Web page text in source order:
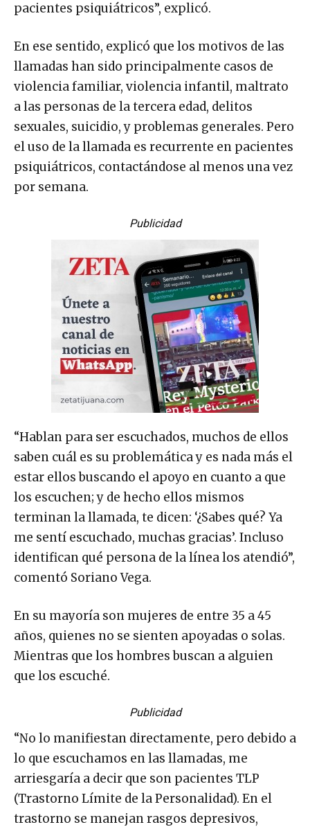
pacientes psiquiátricos”, explicó.
En ese sentido, explicó que los motivos de las
llamadas han sido principalmente casos de
violencia familiar, violencia infantil, maltrato
a las personas de la tercera edad, delitos
sexuales, suicidio, y problemas generales. Pero
el uso de la llamada es recurrente en pacientes
psiquiátricos, contactándose al menos una vez
por semana.
Publicidad
“Hablan para ser escuchados, muchos de ellos
saben cuál es su problemática y es nada más el
estar ellos buscando el apoyo en cuanto a que
los escuchen; y de hecho ellos mismos
terminan la llamada, te dicen: ‘¿Sabes qué? Ya
me sentí escuchado, muchas gracias’. Incluso
identifican qué persona de la línea los atendió”,
comentó Soriano Vega.
En su mayoría son mujeres de entre 35 a 45
años, quienes no se sienten apoyadas o solas.
Mientras que los hombres buscan a alguien
que los escuché.
Publicidad
“No lo manifiestan directamente, pero debido a
lo que escuchamos en las llamadas, me
arriesgaría a decir que son pacientes TLP
(Trastorno Límite de la Personalidad). En el
trastorno se manejan rasgos depresivos,